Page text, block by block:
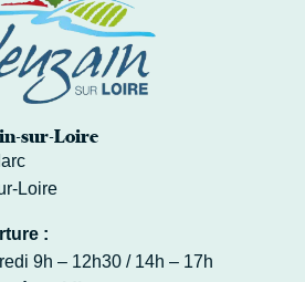
sur-Loire
Loire
:
9h – 12h30 / 14h – 17h